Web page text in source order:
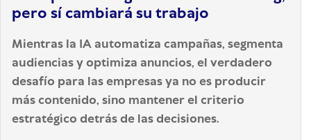
pero sí cambiará su trabajo
Mientras la IA automatiza campañas, segmenta
audiencias y optimiza anuncios, el verdadero
desafío para las empresas ya no es producir
más contenido, sino mantener el criterio
estratégico detrás de las decisiones.